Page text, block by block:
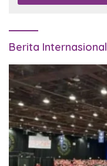
Berita Internasional